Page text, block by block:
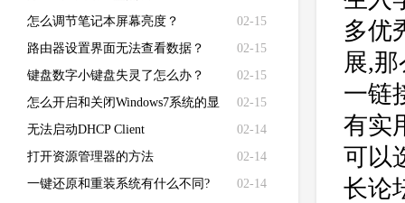
02-15
怎么调节笔记本屏幕亮度？
02-15
路由器设置界面无法查看数据？
02-15
键盘数字小键盘失灵了怎么办？
02-15
怎么开启和关闭Windows7系统的显
卡硬件加速功能
02-14
无法启动DHCP Client
02-14
打开资源管理器的方法
02-14
一键还原和重装系统有什么不同?
多优
展,
一链
有实
可以
长论